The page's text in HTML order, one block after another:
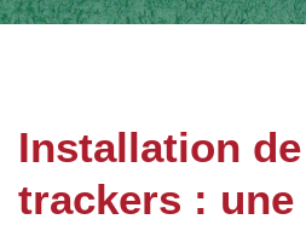
Installation
trackers :